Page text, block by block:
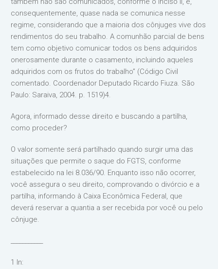
consequentemente, quase nada se comunica nesse
regime, considerando que a maioria dos cônjuges vive dos
rendimentos do seu trabalho. A comunhão parcial de bens
tem como objetivo comunicar todos os bens adquiridos
onerosamente durante o casamento, incluindo aqueles
adquiridos com os frutos do trabalho” (Código Civil
comentado. Coordenador Deputado Ricardo Fiuza. São
Paulo: Saraiva, 2004. p. 1519)4.
Agora, informado desse direito e buscando a partilha,
como proceder?
O valor somente será partilhado quando surgir uma das
situações que permite o saque do FGTS, conforme
estabelecido na lei 8.036/90. Enquanto isso não ocorrer,
você assegura o seu direito, comprovando o divórcio e a
partilha, informando à Caixa Econômica Federal, que
deverá reservar a quantia a ser recebida por você ou pelo
cônjuge.
1 In: